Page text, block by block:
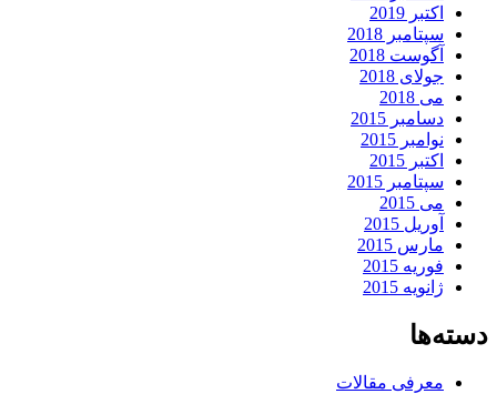
اکتبر 2019
سپتامبر 2018
آگوست 2018
جولای 2018
می 2018
دسامبر 2015
نوامبر 2015
اکتبر 2015
سپتامبر 2015
می 2015
آوریل 2015
مارس 2015
فوریه 2015
ژانویه 2015
دسته‌ها
معرفی مقالات